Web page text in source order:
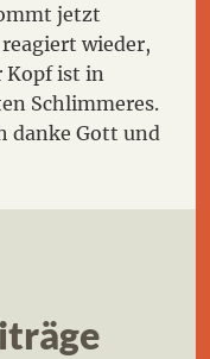
jetzt
wieder,
Kopf ist in
Schlimmeres.
danke Gott und